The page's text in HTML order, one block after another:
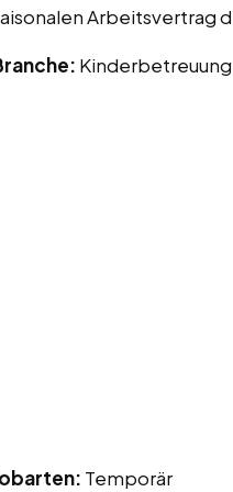
Arbeitsvertrag
Kinderbetreuung
Temporär